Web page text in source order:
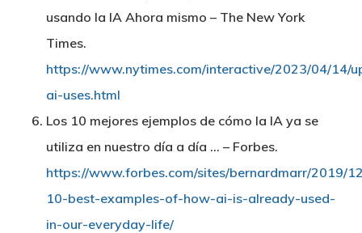
usando la IA Ahora mismo – The New York
Times.
https://www.nytimes.com/interactive/2023/04/14/
ai-uses.html
Los 10 mejores ejemplos de cómo la IA ya se
utiliza en nuestro día a día … – Forbes.
https://www.forbes.com/sites/bernardmarr/2019/
10-best-examples-of-how-ai-is-already-used-
in-our-everyday-life/